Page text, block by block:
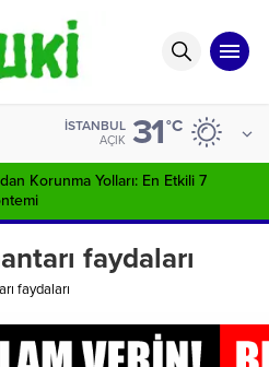
İSTANBUL
AÇIK 31°C
Korunma Yolları: En Etkili 7
faydaları
faydaları